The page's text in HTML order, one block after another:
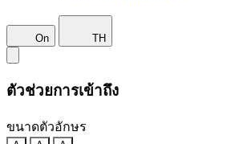
On TH
ตัวช่วยการเข้าถึง
ขนาดตัวอักษร